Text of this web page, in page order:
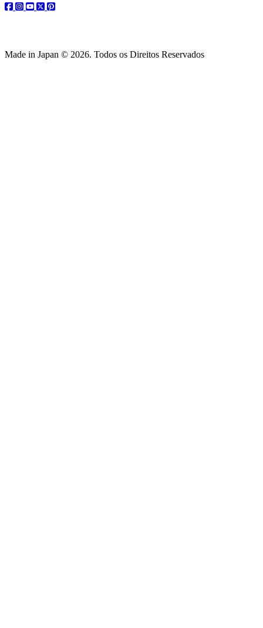
facebook
instagram
youtube
twitterpinterest
Made in Japan © 2026. Todos os Direitos Reservados